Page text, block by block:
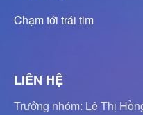
Chạm tới trái tim
LIÊN HỆ
Trưởng nhóm: Lê Thị